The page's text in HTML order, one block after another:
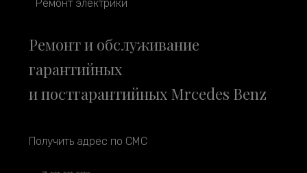
Ремонт электрики
Ремонт и обслуживание
гарантийных
и постгарантийных Mrcedes Benz
Получить адрес по СМС